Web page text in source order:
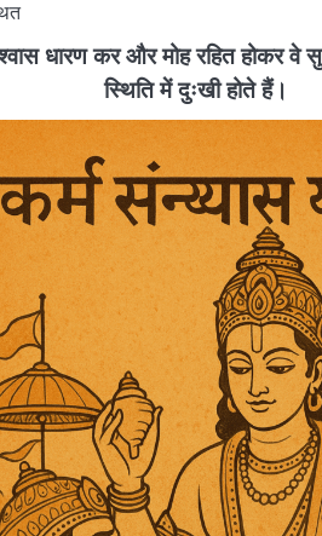
धारण कर और मोह रहित होकर वे
स्थिति में दुःखी होते हैं।